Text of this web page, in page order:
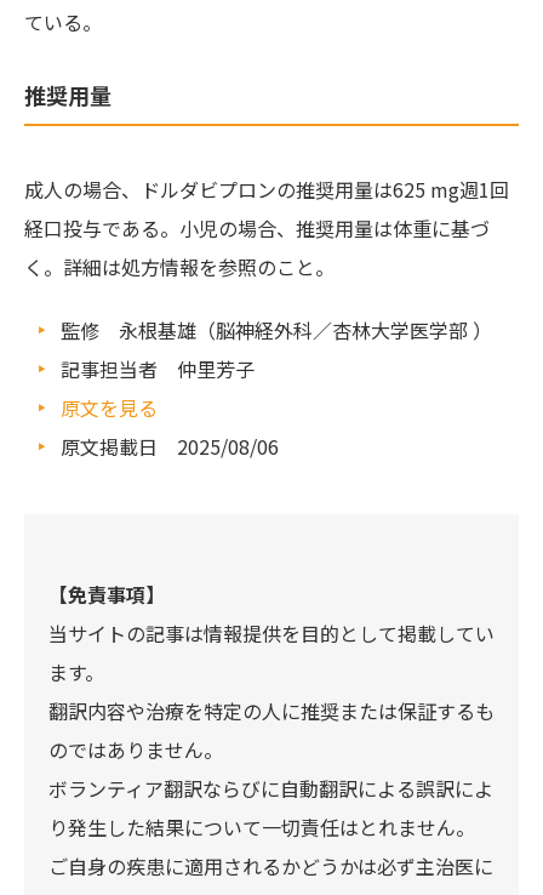
ている。
推奨用量
成人の場合、ドルダビプロンの推奨用量は625 mg週1回
経口投与である。小児の場合、推奨用量は体重に基づ
く。詳細は処方情報を参照のこと。
監修 永根基雄（脳神経外科／杏林大学医学部 ）
記事担当者 仲里芳子
原文を見る
原文掲載日 2025/08/06
【免責事項】
当サイトの記事は情報提供を目的として掲載してい
ます。
翻訳内容や治療を特定の人に推奨または保証するも
のではありません。
ボランティア翻訳ならびに自動翻訳による誤訳によ
り発生した結果について一切責任はとれません。
ご自身の疾患に適用されるかどうかは必ず主治医に